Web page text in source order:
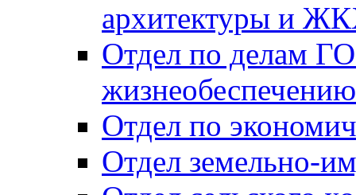
архитектуры и
Отдел по делам
Отдел по
Отдел земельно-